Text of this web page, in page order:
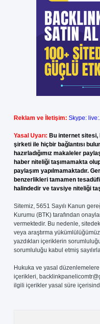
Reklam ve İletişim: Skype:
Yasal Uyarı: Bu internet sitesi,
şirketi ile hiçbir bağlantısı
hazırladığımız makaleler
haber niteliği taşımamakta
paylaşım yapılmamaktadır.
benzerlikleri tamamen
halindedir ve tavsiye niteliği
Sitemiz, 5651 Sayılı Kanun
Kurumu (BTK) tarafından
vermektedir. Bu nedenle,
veya araştırma
yazdıkları içeriklerin
sorumluluğu kabul etmiş
Hukuka ve yasal
içerikleri,
ilgili içerikler yasal süre